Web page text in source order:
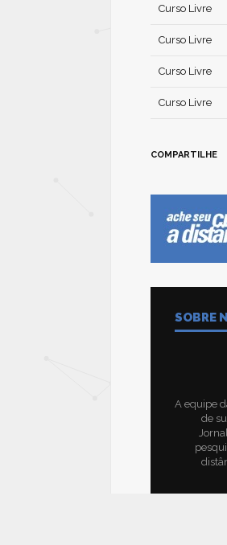
Curso Livre
Curso Livre
Curso Livre
Curso Livre
COMPARTILHE
SOBRE
A equipe
de